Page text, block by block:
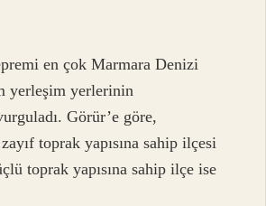
en çok Marmara Denizi
yerleşim yerlerinin
Görür’e göre,
toprak yapısına sahip ilçesi
toprak yapısına sahip ilçe ise